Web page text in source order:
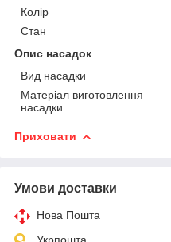
Колір
Стан
Опис насадок
Вид насадки
Матеріал виготовлення
насадки
Приховати
Умови доставки
Нова Пошта
Укрпошта